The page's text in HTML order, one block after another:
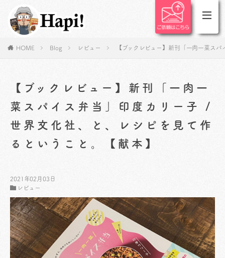
HOME Blog レビュー 【ブックレビュー】新刊「一肉一菜ス
【ブックレビュー】新刊「一肉一
菜スパイス弁当」印度カリー子 /
世界文化社、と、レシピを見て作
るということ。【献本】
2021年02月03日
レビュー